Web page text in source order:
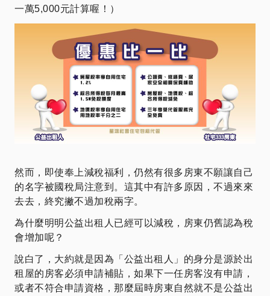
一萬5,000元計算喔！）
然而，即使奉上減稅福利，仍然有很多房東不願讓自己
的名字被國稅局注意到。這其中有許多原因，不過來來
去去，終究撇不過加稅兩字。
為什麼明明公益出租人已經可以減稅，房東仍舊認為稅
會增加呢？
說白了，大約就是因為「公益出租人」的身分是源於出
租屋的房客必須申請補貼，如果下一任房客沒有申請，
或者不符合申請資格，那麼屆時房東自然就不是公益出